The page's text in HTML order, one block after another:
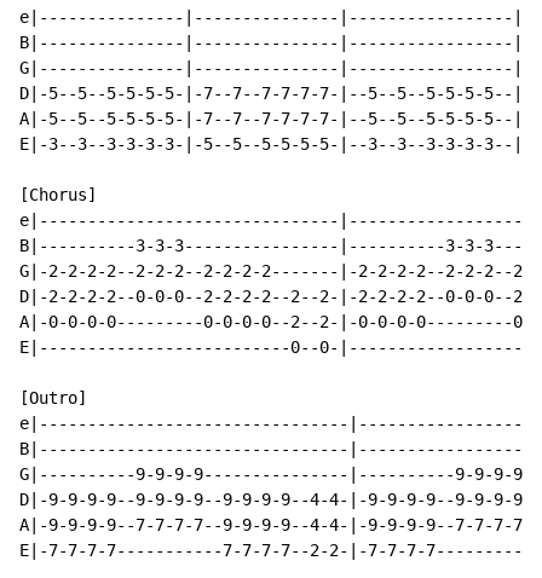
e|---------------|---------------|-----------------
B|---------------|---------------|-----------------|--0-
G|---------------|---------------|-----------------|--1-
D|-5--5--5-5-5-5-|-7--7--7-7-7-7-|--5--5--5-5-5-5--
A|-5--5--5-5-5-5-|-7--7--7-7-7-7-|--5--5--5-5-5-5--
E|-3--3--3-3-3-3-|-5--5--5-5-5-5-|--3--3--3-3-3-3--
[Chorus]
e|-------------------------------
B|----------3-3-3----------------|----------3-3-
G|-2-2-2-2--2-2-2--2-2-2-2-------|-2-2-2-2--2-2-2--
D|-2-2-2-2--0-0-0--2-2-2-2--2--2-|-2-2-2-2--0-0-0--2-
A|-0-0-0-0---------0-0-0-0--2--2-|-0-0-0-0---------0-
E|--------------------------0--0-
[Outro]
e|--------------------------------
B|--------------------------------
G|----------9-9-9-9---------------|----------9-9-9-
D|-9-9-9-9--9-9-9-9--9-9-9-9--4-4-|-9-9-9-9--9-9-9-
A|-9-9-9-9--7-7-7-7--9-9-9-9--4-4-|-9-9-9-9--7-7-7-
E|-7-7-7-7-----------7-7-7-7--2-2-|-7-7-7-7-----------